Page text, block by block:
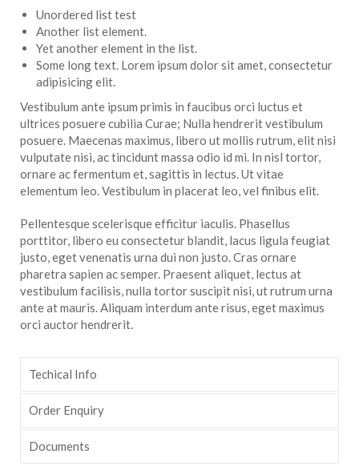
Unordered list test
Another list element.
Yet another element in the list.
Some long text. Lorem ipsum dolor sit amet, consectetur
adipisicing elit.
Vestibulum ante ipsum primis in faucibus orci luctus et
ultrices posuere cubilia Curae; Nulla hendrerit vestibulum
posuere. Maecenas maximus, libero ut mollis rutrum, elit nisi
vulputate nisi, ac tincidunt massa odio id mi. In nisl tortor,
ornare ac fermentum et, sagittis in lectus. Ut vitae
elementum leo. Vestibulum in placerat leo, vel finibus elit.
Pellentesque scelerisque efficitur iaculis. Phasellus
porttitor, libero eu consectetur blandit, lacus ligula feugiat
justo, eget venenatis urna dui non justo. Cras ornare
pharetra sapien ac semper. Praesent aliquet, lectus at
vestibulum facilisis, nulla tortor suscipit nisi, ut rutrum urna
ante at mauris. Aliquam interdum ante risus, eget maximus
orci auctor hendrerit.
Techical Info
Order Enquiry
Documents